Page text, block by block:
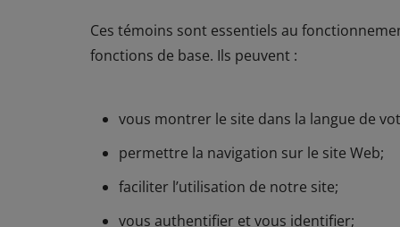
Ces témoins sont essentiels au
fonctions de base. Ils peuvent :
vous montrer le site dans la langue de
permettre la navigation sur le site Web;
faciliter l’utilisation de notre site;
vous authentifier et vous identifier;